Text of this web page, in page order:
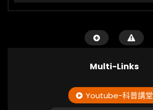
Multi-Links
Youtube-科普講堂